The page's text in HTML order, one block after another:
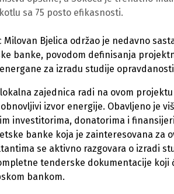
sa 75 posto efikasnosti.
Milovan Bjelica održao je nedavno
banke, povodom definisanja
za izradu studije
zajednica radi na ovom
izvor energije. Obavljeno je
investitorima, donatorima i
banke koja je zainteresovana za
se aktivno razgovara o izradi
tenderske dokumentacije koji
bankom.